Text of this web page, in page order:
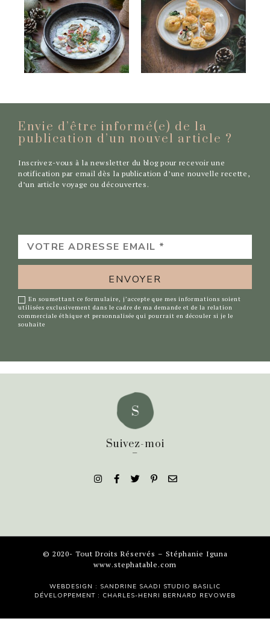
Envie d’être informé(e) de la
publication d’un nouvel article ?
Inscrivez-vous à la newsletter du blog pour recevoir une
notification par email dès la publication d’une nouvelle recette,
d’un article voyage ou découvertes.
ADRESSE
EMAIL
*
En soumettant ce formulaire, j’accepte que mes informations soient
utilisées exclusivement dans le cadre de ma demande et de la relation
commerciale éthique et personnalisée qui pourrait en découler si je le
souhaite
Suivez-moi
_
© 2020- Tout Droits Réservés – Stéphanie Iguna
www.stephatable.com
WEBDESIGN : SANDRINE SAADI STUDIO BASILIC
DÉVELOPPEMENT : CHARLES-HENRI BERNARD REVOWEB